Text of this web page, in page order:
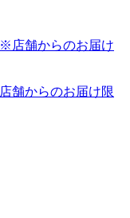
舗からのお届け限